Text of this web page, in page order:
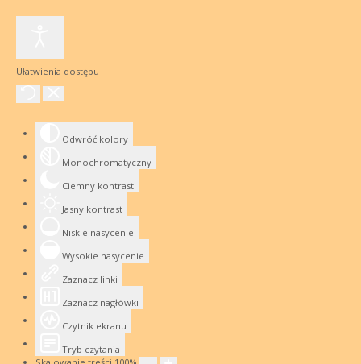
Ułatwienia dostępu
Odwróć kolory
Monochromatyczny
Ciemny kontrast
Jasny kontrast
Niskie nasycenie
Wysokie nasycenie
Zaznacz linki
Zaznacz nagłówki
Czytnik ekranu
Tryb czytania